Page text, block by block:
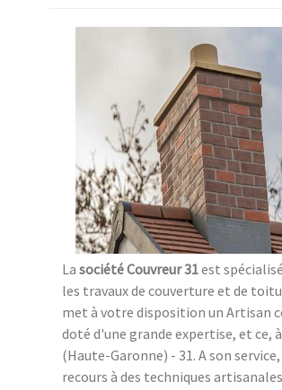
La société Couvreur 31est
les travaux de couverture et de
met à votre disposition un Artisan
doté d'une grande expertise, et ce,
(Haute-Garonne) - 31. A son
recours à des techniques